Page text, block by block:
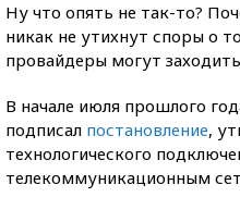
Ну что опять не так-то?
никак не утихнут споры о
провайдеры могут
В начале июля прошлого
подписал постановление,
технологического
телекоммуникационным